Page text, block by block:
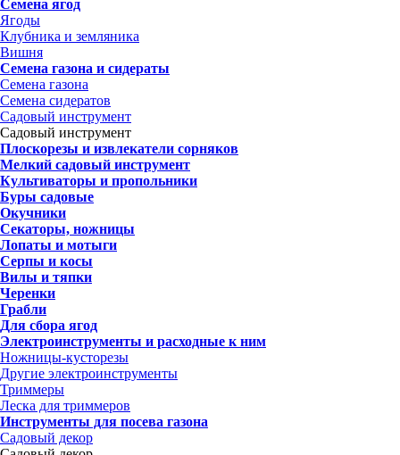
Семена ягод
Ягоды
Клубника и земляника
Вишня
Семена газона и сидераты
Семена газона
Семена сидератов
Садовый инструмент
Садовый инструмент
Плоскорезы и извлекатели сорняков
Мелкий садовый инструмент
Культиваторы и пропольники
Буры садовые
Окучники
Секаторы, ножницы
Лопаты и мотыги
Серпы и косы
Вилы и тяпки
Черенки
Грабли
Для сбора ягод
Электроинструменты и расходные к ним
Ножницы-кусторезы
Другие электроинструменты
Триммеры
Леска для триммеров
Инструменты для посева газона
Садовый декор